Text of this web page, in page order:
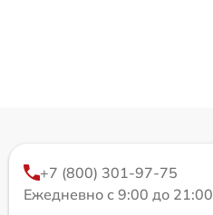
+7 (800) 301-97-75
Ежедневно с 9:00 до 21:00